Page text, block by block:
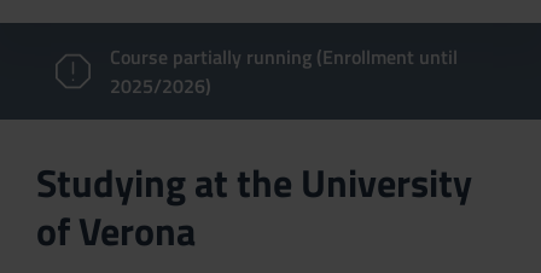
Course partially running (Enrollment until
2025/2026)
Studying at the University
of Verona